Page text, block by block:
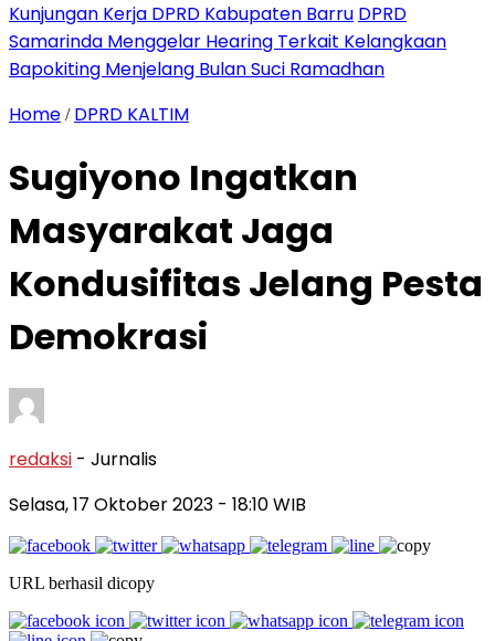
Kunjungan Kerja DPRD Kabupaten Barru DPRD
Samarinda Menggelar Hearing Terkait Kelangkaan
Bapokiting Menjelang Bulan Suci Ramadhan
Home / DPRD KALTIM
Sugiyono Ingatkan
Masyarakat Jaga
Kondusifitas Jelang Pesta
Demokrasi
redaksi - Jurnalis
Selasa, 17 Oktober 2023 - 18:10 WIB
URL berhasil dicopy